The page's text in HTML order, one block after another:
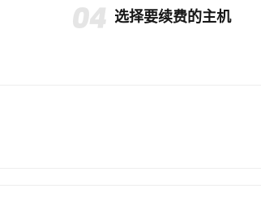
选择要续费的主机